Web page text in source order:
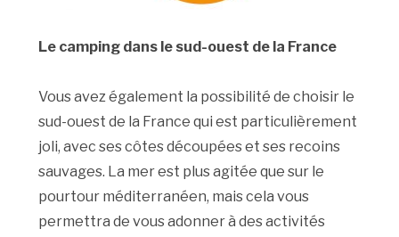
Le camping dans le sud-ouest de la France
Vous avez également la possibilité de choisir le
sud-ouest de la France qui est particulièrement
joli, avec ses côtes découpées et ses recoins
sauvages. La mer est plus agitée que sur le
pourtour méditerranéen, mais cela vous
permettra de vous adonner à des activités